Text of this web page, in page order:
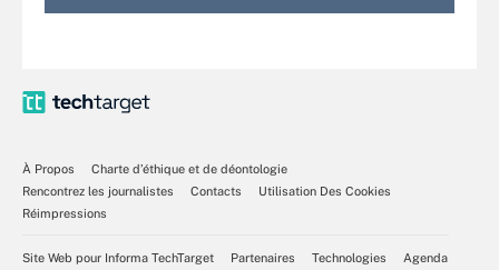
À Propos
Charte d’éthique et de déontologie
Rencontrez les journalistes
Contacts
Utilisation Des Cookies
Réimpressions
Site Web pour Informa TechTarget Partenaires Technologies
Agenda